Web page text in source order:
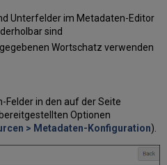
Unterfelder im Metadaten-Editor
sind
Wortschatz verwenden
Felder in den auf der Seite
Optionen
> Metadaten-Konfiguration).